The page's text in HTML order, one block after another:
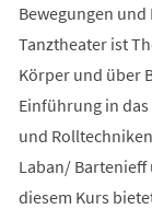
Bewegungen
Tanztheater ist
Körper und über
Einführung in
und
Laban/
diesem Kurs